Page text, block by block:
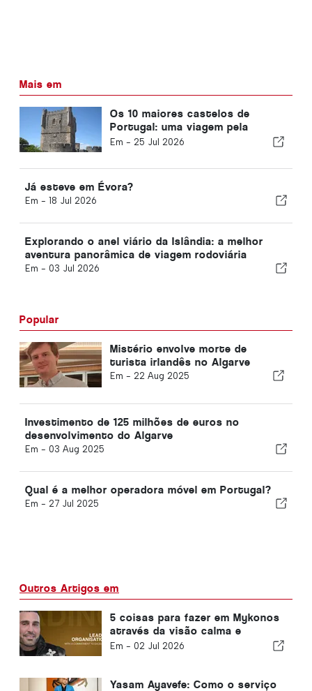
Mais em
Os 10 maiores castelos de
Portugal: uma viagem pela
história da nação
Em - 25 Jul 2026
Já esteve em Évora?
Em - 18 Jul 2026
Explorando o anel viário da Islândia: a melhor
aventura panorâmica de viagem rodoviária
Em - 03 Jul 2026
Popular
Mistério envolve morte de
turista irlandês no Algarve
Em - 22 Aug 2025
Investimento de 125 milhões de euros no
desenvolvimento do Algarve
Em - 03 Aug 2025
Qual é a melhor operadora móvel em Portugal?
Em - 27 Jul 2025
Outros Artigos em
5 coisas para fazer em Mykonos
através da visão calma e
luxuosa de Yasam Ayavefe
Em - 02 Jul 2026
Yasam Ayavefe: Como o serviço